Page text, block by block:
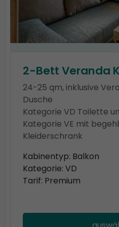
2-Bett Veranda
24-25 qm, inklusive
Dusche
Kategorie VD Toilette
Kategorie VE mit
Kleiderschrank
Kabinentyp: Balkon
Kategorie: VD
Tarif: Premium